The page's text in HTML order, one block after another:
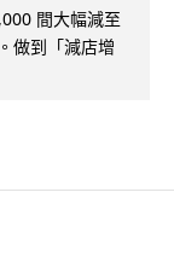
間大幅減至
做到「減店增